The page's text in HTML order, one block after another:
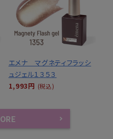
エメナ マグネティフラッシ
ュジェル１３５３
1,993円 (税込)